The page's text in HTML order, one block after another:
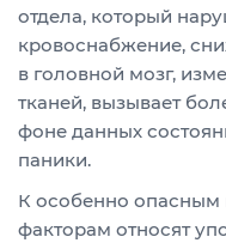
отдела, который
кровоснабжение,
в головной мозг,
тканей, вызывает
фоне данных
паники.
К особенно
факторам относят